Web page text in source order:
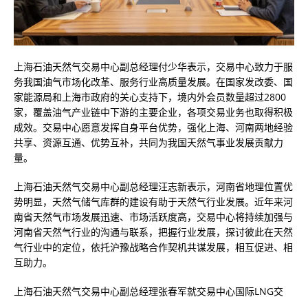
上海石油天然气交易中心副总经理付少华表示，交易中心致力于服
务我国油气市场化改革、服务行业高质量发展。在国家发改委、国
家能源局和上海市政府的关心支持下，境内外会员数量超过2800
家，覆盖油气产业链中下游的主要企业，各项交易业务也取得积极
成效。交易中心愿意发挥自身平台优势，强化上海、河南两地经验
共享、资源互通、优势互补，共同为我国天然气事业发展贡献力
量。
上海石油天然气交易中心副总经理汪志新表示，河南省地理位置优
势明显，天然气储气库群的建设有助于天然气行业发展。近年来河
南省天然气市场发展迅速、市场活跃度高，交易中心将持续加强与
河南省天然气行业的沟通与联系，把握行业发展，探讨彼此在天然
气行业中的定位，依托沪豫战略合作契机共谋发展，相互促进、相
互助力。
上海石油天然气交易中心副总经理张春军就交易中心国际LNG交